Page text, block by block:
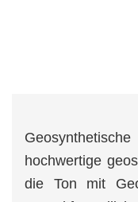
hochwertige
die Ton mit